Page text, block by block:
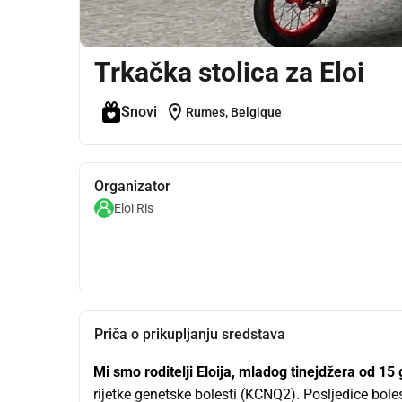
Trkačka stolica za Eloi
Snovi location_on Rumes, Belgique
Organizator
Eloi Ris
Priča o prikupljanju sredstava
Mi smo roditelji Eloija, mladog tinejdžera od
rijetke genetske bolesti (KCNQ2). Posljedice